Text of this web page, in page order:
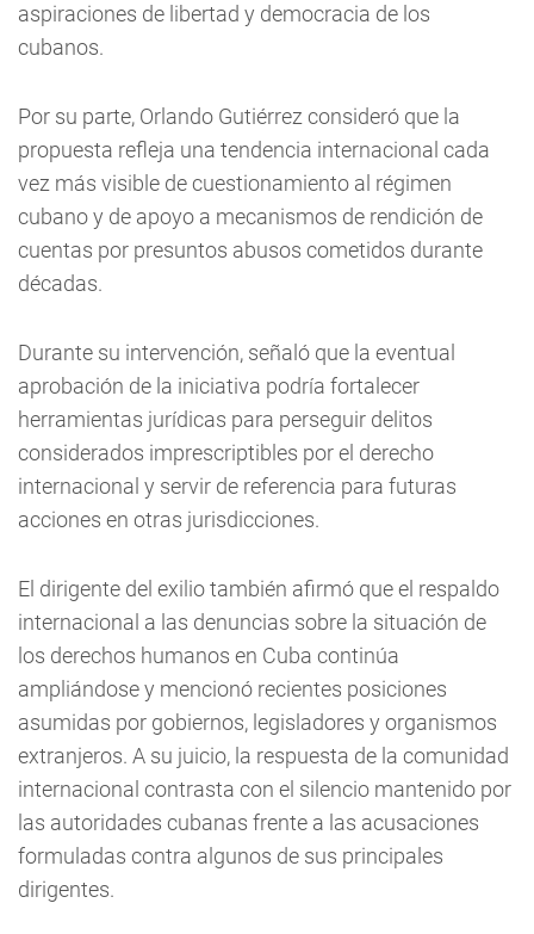
aspiraciones de libertad y democracia de los
cubanos.
Por su parte, Orlando Gutiérrez consideró que la
propuesta refleja una tendencia internacional cada
vez más visible de cuestionamiento al régimen
cubano y de apoyo a mecanismos de rendición de
cuentas por presuntos abusos cometidos durante
décadas.
Durante su intervención, señaló que la eventual
aprobación de la iniciativa podría fortalecer
herramientas jurídicas para perseguir delitos
considerados imprescriptibles por el derecho
internacional y servir de referencia para futuras
acciones en otras jurisdicciones.
El dirigente del exilio también afirmó que el respaldo
internacional a las denuncias sobre la situación de
los derechos humanos en Cuba continúa
ampliándose y mencionó recientes posiciones
asumidas por gobiernos, legisladores y organismos
extranjeros. A su juicio, la respuesta de la comunidad
internacional contrasta con el silencio mantenido por
las autoridades cubanas frente a las acusaciones
formuladas contra algunos de sus principales
dirigentes.